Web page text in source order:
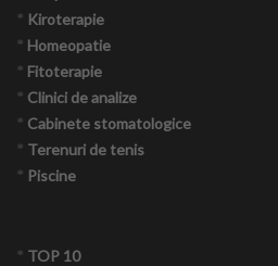
* Kiroterapie
* Homeopatie
* Fitoterapie
* Clinici de analize
* Cabinete stomatologice
* Terenuri de tenis
* Piscine
* TOP 10